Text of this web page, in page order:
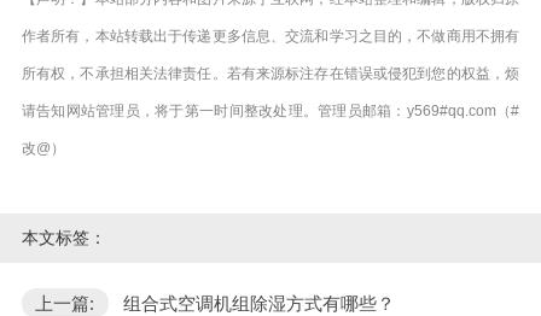
作者所有，本站转载出于传递更多信息、交流和学习之目的，不做商用不拥有
所有权，不承担相关法律责任。若有来源标注存在错误或侵犯到您的权益，烦
请告知网站管理员，将于第一时间整改处理。管理员邮箱：y569#qq.com（#
改@）
本文标签：
上一篇:
组合式空调机组除湿方式有哪些？